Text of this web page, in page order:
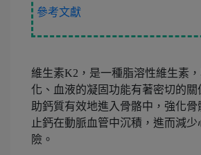
參考文獻
維生素K2，是一種脂溶性維生素
化、血液的凝固功能有著密切的關
助鈣質有效地進入骨骼中，強化
止鈣在動脈血管中沉積，進而減
險。